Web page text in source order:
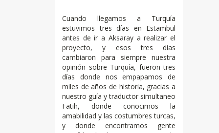
Cuando llegamos a Turquía
estuvimos tres días en Estambul
antes de ir a Aksaray a realizar el
proyecto, y esos tres días
cambiaron para siempre nuestra
opinión sobre Turquía, fueron tres
días donde nos empapamos de
miles de años de historia, gracias a
nuestro guía y traductor simultaneo
Fatih, donde conocimos la
amabilidad y las costumbres turcas,
y donde encontramos gente